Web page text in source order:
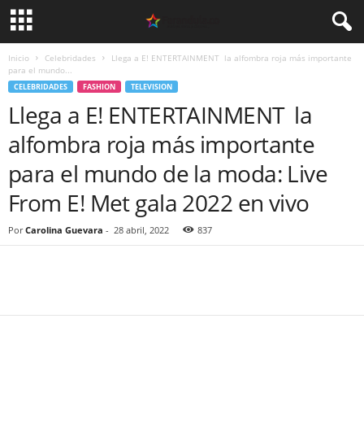
Inicio Celebridades
Llega a E! ENTERTAINMENT la alfombra roja más importante
para el mundo...
CELEBRIDADES FASHION TELEVISION
Llega a E! ENTERTAINMENT la
alfombra roja más importante
para el mundo de la moda: Live
From E! Met gala 2022 en vivo
Por Carolina Guevara - 28 abril, 2022 837